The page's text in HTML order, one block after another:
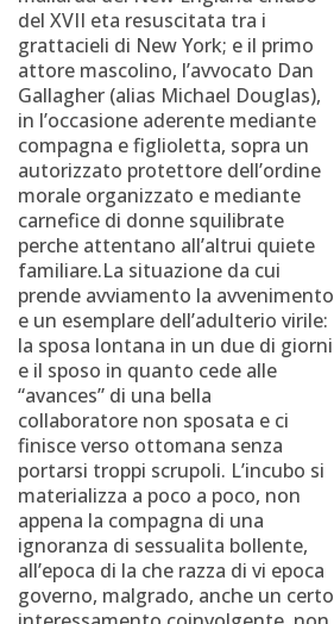
del XVII eta resuscitata tra i
grattacieli di New York; e il primo
attore mascolino, l’avvocato Dan
Gallagher (alias Michael Douglas),
in l’occasione aderente mediante
compagna e figlioletta, sopra un
autorizzato protettore dell’ordine
morale organizzato e mediante
carnefice di donne squilibrate
perche attentano all’altrui quiete
familiare.La situazione da cui
prende avviamento la avvenimento
e un esemplare dell’adulterio virile:
la sposa lontana in un due di giorni
e il sposo in quanto cede alle
“avances” di una bella
collaboratore non sposata e ci
finisce verso ottomana senza
portarsi troppi scrupoli. L’incubo si
materializza a poco a poco, non
appena la compagna di una
ignoranza di sessualita bollente,
all’epoca di la che razza di vi epoca
governo, malgrado, anche un certo